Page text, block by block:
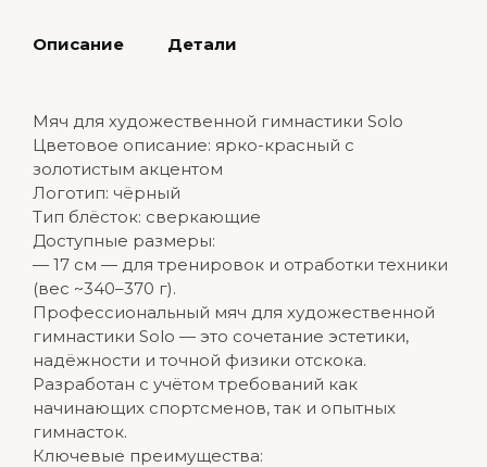
Описание Детали
Мяч для художественной гимнастики Solo
Цветовое описание: ярко-красный с
золотистым акцентом
Логотип: чёрный
Тип блёсток: сверкающие
Доступные размеры:
— 17 см — для тренировок и отработки техники
(вес ~340–370 г).
Профессиональный мяч для художественной
гимнастики Solo — это сочетание эстетики,
надёжности и точной физики отскока.
Разработан с учётом требований как
начинающих спортсменов, так и опытных
гимнасток.
Ключевые преимущества: